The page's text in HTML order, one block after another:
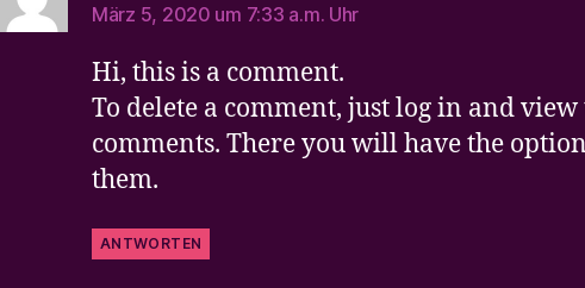
März 5, 2020 um 7:33 a.m. Uhr
Hi, this is a comment.
To delete a comment, just log in and view
comments. There you will have the
them.
ANTWORTEN